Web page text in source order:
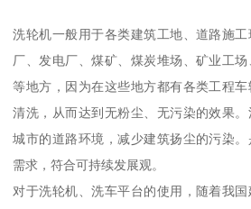
洗轮机一般用于各类建筑工地、道路施
厂、发电厂、煤矿、煤炭堆场、矿业工
等地方，因为在这些地方都有各类工程
清洗，从而达到无粉尘、无污染的效果
城市的道路环境，减少建筑扬尘的污染
需求，符合可持续发展观。
对于洗轮机、洗车平台的使用，随着我国